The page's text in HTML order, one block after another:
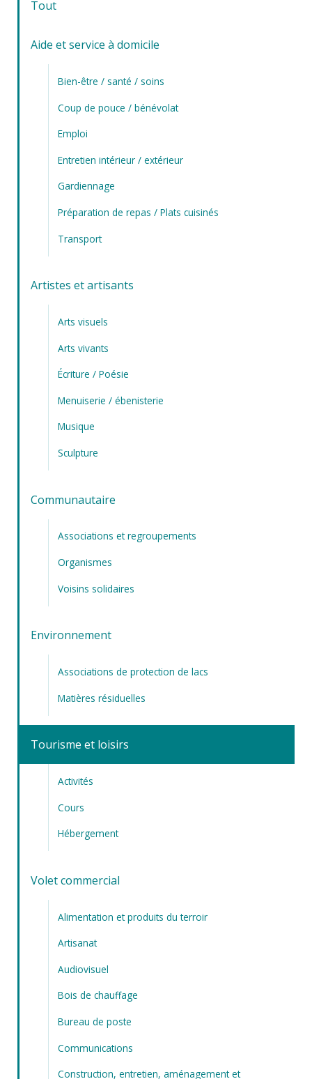
Tout
Aide et service à domicile
Bien-être / santé / soins
Coup de pouce / bénévolat
Emploi
Entretien intérieur / extérieur
Gardiennage
Préparation de repas / Plats cuisinés
Transport
Artistes et artisants
Arts visuels
Arts vivants
Écriture / Poésie
Menuiserie / ébenisterie
Musique
Sculpture
Communautaire
Associations et regroupements
Organismes
Voisins solidaires
Environnement
Associations de protection de lacs
Matières résiduelles
Tourisme et loisirs
Activités
Cours
Hébergement
Volet commercial
Alimentation et produits du terroir
Artisanat
Audiovisuel
Bois de chauffage
Bureau de poste
Communications
Construction, entretien, aménagement et